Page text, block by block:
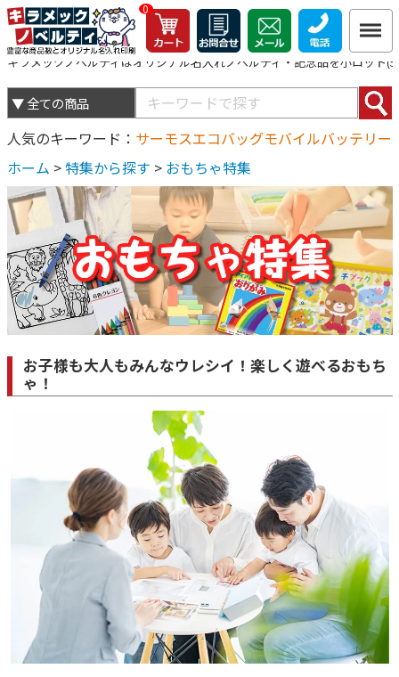
0
キラメックノベルティはオリジナル名入れノベルティ・記念品を小ロット
人気のキーワード サーモスエコバッグモバイルバッテリー
ホーム > 特集から探す > おもちゃ特集
お子様も大人もみんなウレシイ！楽しく遊べるおもち
ゃ！